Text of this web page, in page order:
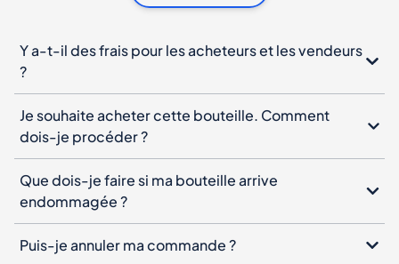
Y a-t-il des frais pour les acheteurs et les vendeurs
?
Je souhaite acheter cette bouteille. Comment
dois-je procéder ?
Que dois-je faire si ma bouteille arrive
endommagée ?
Puis-je annuler ma commande ?